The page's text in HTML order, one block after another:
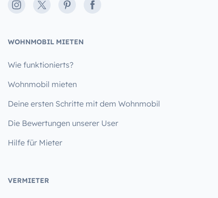
Instagram
X PinterestFacebook
WOHNMOBIL MIETEN
Wie funktionierts?
Wohnmobil mieten
Deine ersten Schritte mit dem Wohnmobil
Die Bewertungen unserer User
Hilfe für Mieter
VERMIETER